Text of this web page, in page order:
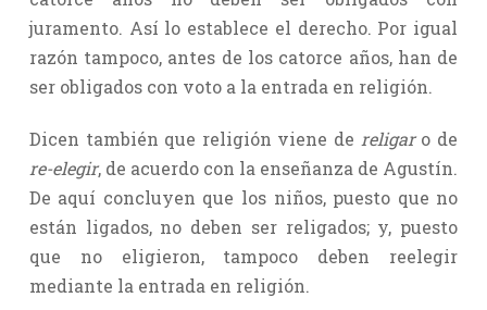
juramento. Así lo establece el derecho. Por igual
razón tampoco, antes de los catorce años, han de
ser obligados con voto a la entrada en religión.
Dicen también que religión viene de religaro de
re-elegir, de acuerdo con la enseñanza de Agustín.
De aquí concluyen que los niños, puesto que no
están ligados, no deben ser religados; y, puesto
que no eligieron, tampoco deben reelegir
mediante la entrada en religión.